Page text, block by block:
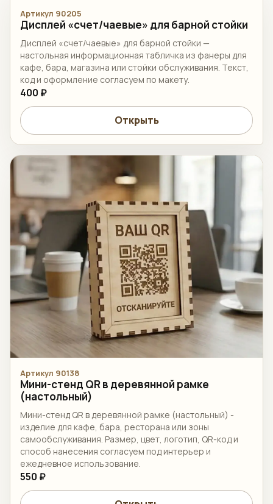
Артикул 90205
Дисплей «счет/чаевые» для барной стойки
Дисплей «счет/чаевые» для барной стойки —
настольная информационная табличка из фанеры для
кафе, бара, магазина или стойки обслуживания. Текст,
код и оформление согласуем по макету.
400 ₽
Открыть
Артикул 90138
Мини-стенд QR в деревянной рамке
(настольный)
Мини-стенд QR в деревянной рамке (настольный) -
изделие для кафе, бара, ресторана или зоны
самообслуживания. Размер, цвет, логотип, QR-код и
способ нанесения согласуем под интерьер и
ежедневное использование.
550 ₽